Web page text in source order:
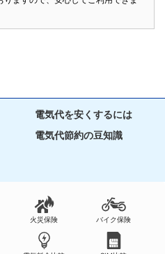
電気代を安くするには
電気代節約の豆知識
火災保険 バイク保険